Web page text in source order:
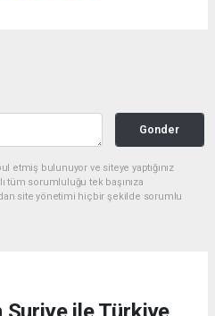
Gonder
etmiş bulunuyor ve siteye yaptığınız
tüm sorumluluğu tek başınıza
site yönetimi hiçbir şekilde sorumlu